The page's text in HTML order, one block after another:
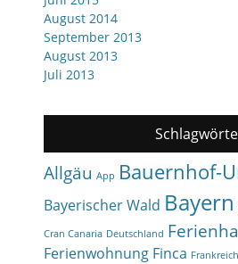
August 2014
September 2013
August 2013
Juli 2013
Allgäu App Bauernhof-
Bayerischer Wald Bayern
Cran Canaria Deutschland
Ferienwohnung Finca Frankreich